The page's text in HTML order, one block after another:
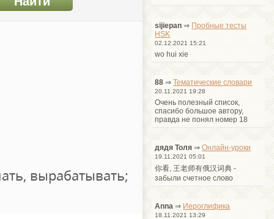
вырабатывать;
sijiepan ⇒ Пробные тесты
HSK
02.12.2021 15:21
wo hui xie
88 ⇒Тематические словари
20.11.2021 19:28
Очень полезный список,
спасибо большое автору,
правда не понял номер 18
дядя Толя ⇒Онлайн-уроки
19.11.2021 05:01
你看, 王老师有俄汉词典 -
забыли счетное слово
Anna ⇒ Иероглифика
18.11.2021 13:29